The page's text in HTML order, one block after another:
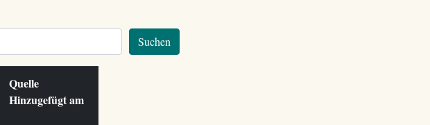
Suchen
Quelle
Hinzugefügt am